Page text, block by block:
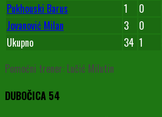
Pukhouski Barus
1 0
Jovanović Milan
3 0
Ukupno
34 1
Pomoćni trener: Lučić Milutin
DUBOČICA 54